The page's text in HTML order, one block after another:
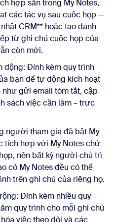
hợp sẵn trong My Notes,
các tác vụ sau cuộc họp —
CRM** hoặc tạo danh
từ ghi chú cuộc họp của
còn mới.
động: Đính kèm quy trình
bạn để tự động kích hoạt
như gửi email tóm tắt, cập
sách việc cần làm – trực
người tham gia đã bật My
tích hợp với My Notes chứ
nên bất kỳ người chủ trì
có My Notes đều có thể
trên ghi chú của riêng họ.
Đính kèm nhiều quy
quy trình cho mỗi ghi chú
việc theo dõi và các